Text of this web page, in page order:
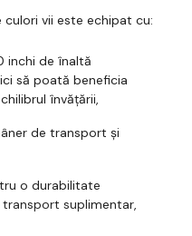
culori vii este echipat cu:
inchi de înaltă
să poată beneficia
învățării,
de transport și
o durabilitate
suplimentar,